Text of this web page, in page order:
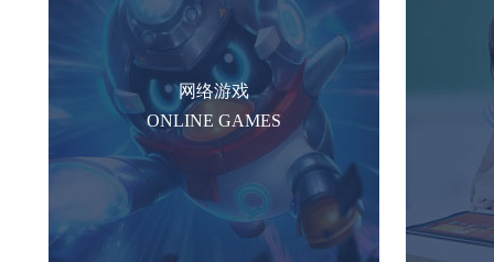
网络游戏
ONLINE GAMES